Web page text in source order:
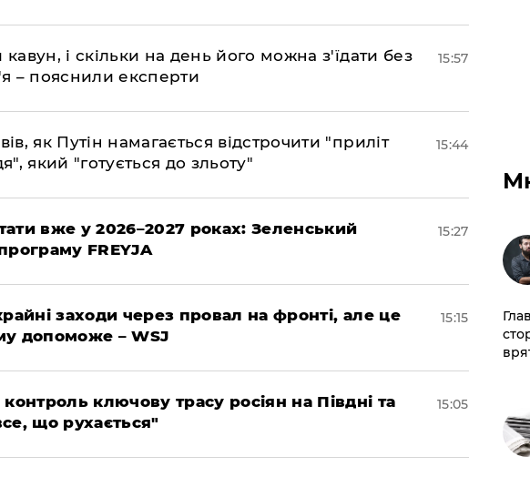
і скільки на день його можна з'їдати без
– пояснили експерти
15:57
як Путін намагається відстрочити "приліт
який "готується до зльоту"
15:44
вже у 2026–2027 роках: Зеленський
FREYJA
15:27
заходи через провал на фронті, але це
допоможе – WSJ
15:15
ключову трасу росіян на Півдні та
що рухається"
15:05